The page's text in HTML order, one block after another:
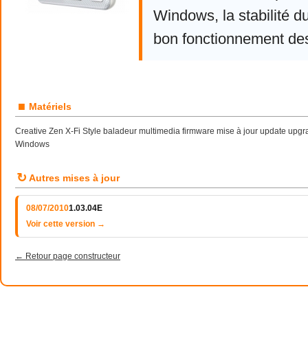
Windows, la stabilité
bon fonctionnement
■ Matériels
Creative Zen X-Fi Style baladeur multimedia firmware mise à jour update
Windows
↻ Autres mises à jour
08/07/20101.03.04E
Voir cette version →
← Retour page constructeur